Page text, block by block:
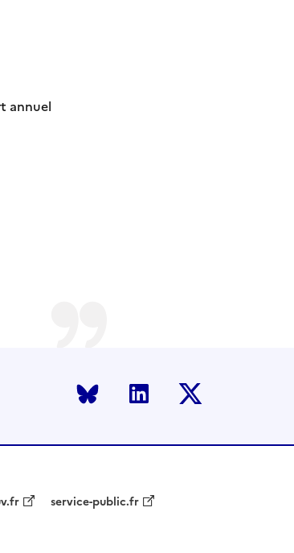
annuel
Bluesky LinkedInTwitter
service-public.fr